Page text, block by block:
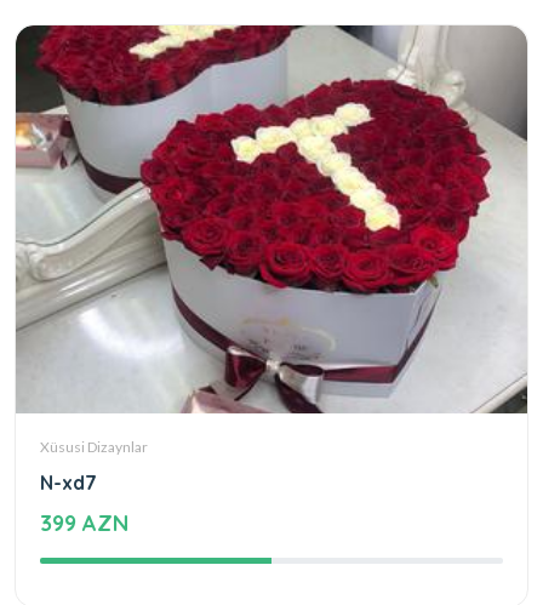
Xüsusi Dizaynlar
N-xd7
399 AZN